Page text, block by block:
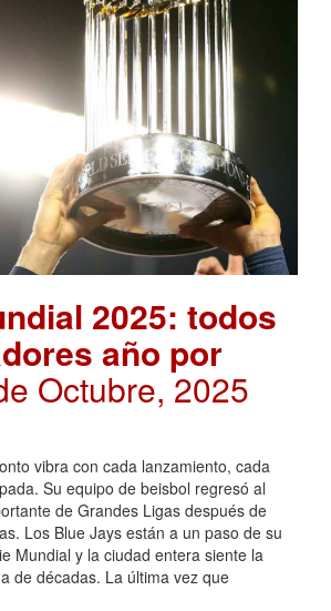
2025: todos
año por
Octubre, 2025
vibra con cada lanzamiento, cada
Su equipo de beisbol regresó al
de Grandes Ligas después de
Los Blue Jays están a un paso de su
Mundial y la ciudad entera siente la
de décadas. La última vez que